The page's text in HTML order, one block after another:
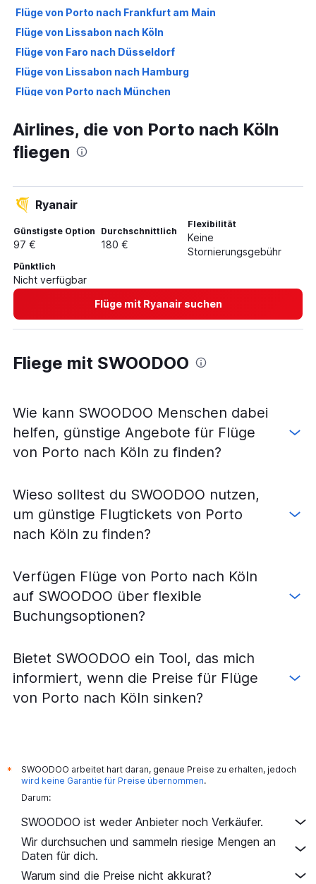
Flüge von Porto nach Frankfurt am Main
Flüge von Lissabon nach Köln
Flüge von Faro nach Düsseldorf
Flüge von Lissabon nach Hamburg
Flüge von Porto nach München
Flüge von Faro nach Frankfurt am Main
Flüge von Faro nach Köln
Flüge von Porto nach Stuttgart
Flüge von Faro nach Berlin
Flüge von Porto nach Hamburg
Flüge von Lissabon nach Stuttgart
Flüge von Porto nach Weeze, Niederrhein
Flüge von Ponta Delgada Azoren nach Frankfurt am Main
Flüge von Faro nach München
Flüge von Faro nach Hamburg
Flüge von Lissabon nach Bremen
Flüge von Funchal nach München
Flüge von Funchal nach Berlin
Flüge von Funchal nach Düsseldorf
Flüge von Porto nach Memmingen
Flüge von Porto nach Hannover
Flüge von Lissabon nach Hannover
Flüge von Faro nach Nürnberg
Flüge von Faro nach Hannover
Flüge von Faro nach Memmingen
Flüge von Funchal nach Hannover
Flüge von Porto nach Dortmund
Flüge von Lissabon nach Dresden
Flüge von Lissabon nach Karlsruhe
Flüge von Lissabon nach Dortmund
Airlines, die von Porto nach Köln
fliegen
Ryanair
Günstigste Option
97 €
Durchschnittlich
180 €
Flexibilität
Keine
Stornierungsgebühr
Pünktlich
Nicht verfügbar
Flüge mit Ryanair suchen
Fliege mit SWOODOO
Wie kann SWOODOO Menschen dabei
helfen, günstige Angebote für Flüge
von Porto nach Köln zu finden?
Wieso solltest du SWOODOO nutzen,
um günstige Flugtickets von Porto
nach Köln zu finden?
Verfügen Flüge von Porto nach Köln
auf SWOODOO über flexible
Buchungsoptionen?
Bietet SWOODOO ein Tool, das mich
informiert, wenn die Preise für Flüge
von Porto nach Köln sinken?
*
SWOODOO arbeitet hart daran, genaue Preise zu erhalten, jedoch
wird keine Garantie für Preise übernommen.
Darum:
SWOODOO ist weder Anbieter noch Verkäufer.
Wir durchsuchen und sammeln riesige Mengen an
Daten für dich.
Warum sind die Preise nicht akkurat?